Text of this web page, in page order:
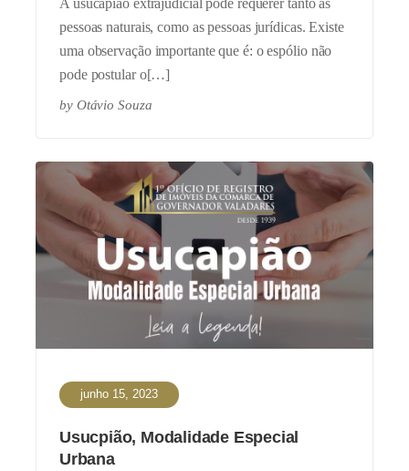
A usucapião extrajudicial pode requerer tanto as
pessoas naturais, como as pessoas jurídicas. Existe
uma observação importante que é: o espólio não
pode postular o[…]
by Otávio Souza
junho 15, 2023
Usucpião, Modalidade Especial
Urbana